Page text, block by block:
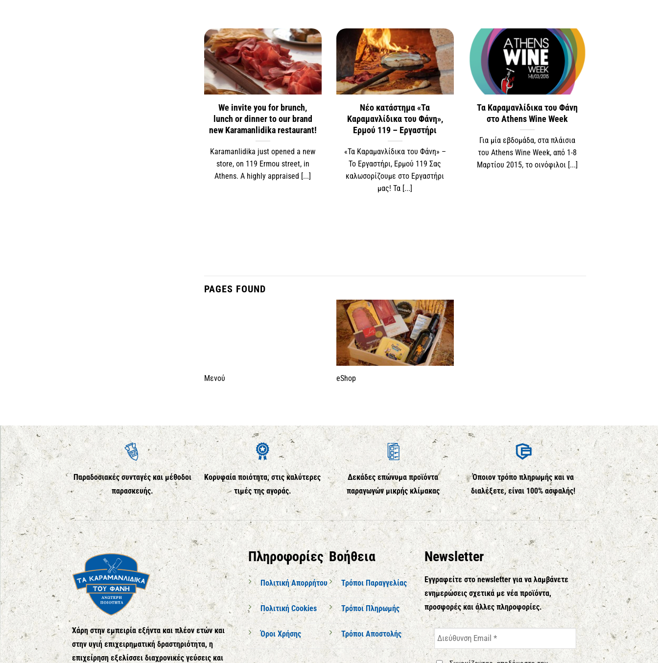
We invite you for brunch,
lunch or dinner to our brand
new Karamanlidika restaurant!
Karamanlidika just opened a new
store, on 119 Ermou street, in
Athens. A highly appraised [...]
Νέο κατάστημα «Τα
Καραμανλίδικα του Φάνη»,
Ερμού 119 – Εργαστήρι
«Τα Καραμανλίδικα του Φάνη» –
Το Εργαστήρι, Ερμού 119 Σας
καλωσορίζουμε στο Εργαστήρι
μας! Τα [...]
Τα Καραμανλίδικα του Φάνη
στο Athens Wine Week
Για μία εβδομάδα, στα πλάισια
του Athens Wine Week, από 1-8
Μαρτίου 2015, το οινόφιλοι [...]
PAGES FOUND
Μενού eShop
Παραδοσιακές συνταγές και μέθοδοι
παρασκευής.
Κορυφαία ποιότητα, στις καλύτερες
τιμές της αγοράς.
Δεκάδες επώνυμα προϊόντα
παραγωγών μικρής κλίμακας
Όποιον τρόπο πληρωμής και να
διαλέξετε, είναι 100% ασφαλής!
Χάρη στην εμπειρία εξήντα και πλέον ετών και
στην υγιή επιχειρηματική δραστηριότητα, η
επιχείρηση εξελίσσει διαχρονικές γεύσεις και
Πληροφορίες
Πολιτική Απορρήτου
Πολιτική Cookies
Όροι Χρήσης
Βοήθεια
Τρόποι Παραγγελίας
Τρόποι Πληρωμής
Τρόποι Αποστολής
Newsletter
Εγγραφείτε στο newsletter για να λαμβάνετε
ενημερώσεις σχετικά με νέα προϊόντα,
προσφορές και άλλες πληροφορίες.